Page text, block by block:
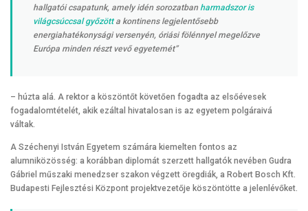
hallgatói csapatunk, amely idén sorozatbanharmadszor is
világcsúccsal győzötta kontinens legjelentősebb
energiahatékonysági versenyén, óriási fölénnyel megelőzve
Európa minden részt vevő egyetemét”
– húzta alá. A rektor a köszöntőt követően fogadta az elsőévesek
fogadalomtételét, akik ezáltal hivatalosan is az egyetem polgáraivá
váltak.
A Széchenyi István Egyetem számára kiemelten fontos az
alumniközösség: a korábban diplomát szerzett hallgatók nevében Gudra
Gábriel műszaki menedzser szakon végzett öregdiák, a Robert Bosch Kft.
Budapesti Fejlesztési Központ projektvezetője köszöntötte a jelenlévőket.